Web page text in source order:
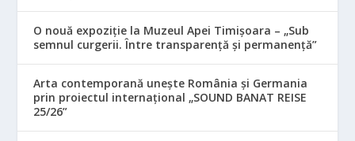
O nouă expoziție la Muzeul Apei Timișoara – „Sub
semnul curgerii. Între transparență și permanență”
Arta contemporană unește România și Germania
prin proiectul internațional „SOUND BANAT REISE
25/26”